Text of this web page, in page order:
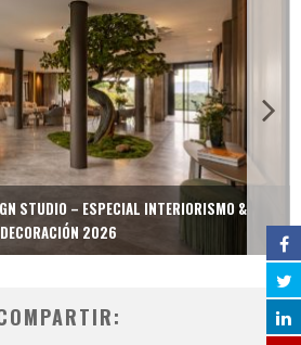
STUDIO – ESPECIAL INTERIORISMO &
DECORACIÓN 2026